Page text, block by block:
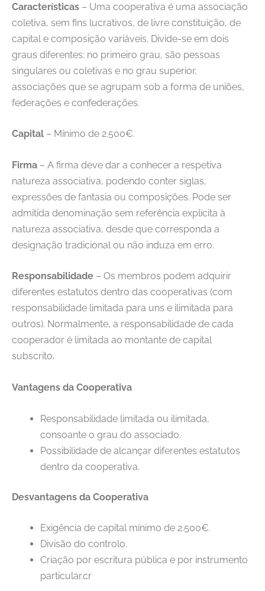
Características – Uma cooperativa é uma associação
coletiva, sem fins lucrativos, de livre constituição, de
capital e composição variáveis. Divide-se em dois
graus diferentes: no primeiro grau, são pessoas
singulares ou coletivas e no grau superior,
associações que se agrupam sob a forma de uniões,
federações e confederações.
Capital – Mínimo de 2.500€.
Firma – A firma deve dar a conhecer a respetiva
natureza associativa, podendo conter siglas,
expressões de fantasia ou composições. Pode ser
admitida denominação sem referência explícita à
natureza associativa, desde que corresponda a
designação tradicional ou não induza em erro.
Responsabilidade – Os membros podem adquirir
diferentes estatutos dentro das cooperativas (com
responsabilidade limitada para uns e ilimitada para
outros). Normalmente, a responsabilidade de cada
cooperador é limitada ao montante de capital
subscrito.
Vantagens da Cooperativa
Responsabilidade limitada ou ilimitada,
consoante o grau do associado.
Possibilidade de alcançar diferentes estatutos
dentro da cooperativa.
Desvantagens da Cooperativa
Exigência de capital mínimo de 2.500€.
Divisão do controlo.
Criação por escritura pública e por instrumento
particular.cr